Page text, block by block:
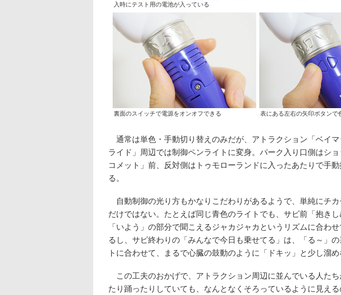
入時にテスト用の電池が入っている
裏面のスイッチで電源をオンオフできる 表にある左右の矢印ボタンで
通常は単色・手動切り替えのみだが、アトラクション「ベイ
ライド」周辺では制御ペンライトに変身。パーク入り口側はシ
コメット」前、反対側はトゥモローランドに入ったあたりで手
る。
自動制御の光り方もかなりこだわりがあるようで、単純にチカ
だけではない。たとえば同じ青色のライトでも、サビ前「抱きし
「いよう」の部分で聞こえるジャカジャカというリズムに合わ
るし、サビ終わりの「みんなで今日も乗せてる」は、「る～」
トに合わせて、まるで心臓の鼓動のように「ドキッ」と少し溜め
この工夫のおかげで、アトラクション周辺に並んでいる人たち
たり踊ったりしていても、なんとなくそろっているように見える